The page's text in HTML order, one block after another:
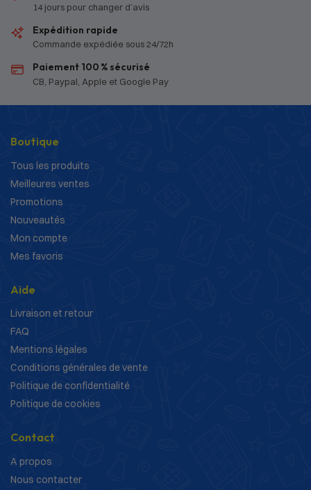
14 jours pour changer d’avis
Expédition rapide
Commande expédiée sous 24/72h
Paiement 100 % sécurisé
CB, Paypal, Apple et Google Pay
Boutique
Tous les produits
Meilleures ventes
Promotions
Nouveautés
Mon compte
Mes favoris
Aide
Livraison et retour
FAQ
Mentions légales
Conditions générales de vente
Politique de confidentialité
Politique de cookies
Contact
A propos
Nous contacter